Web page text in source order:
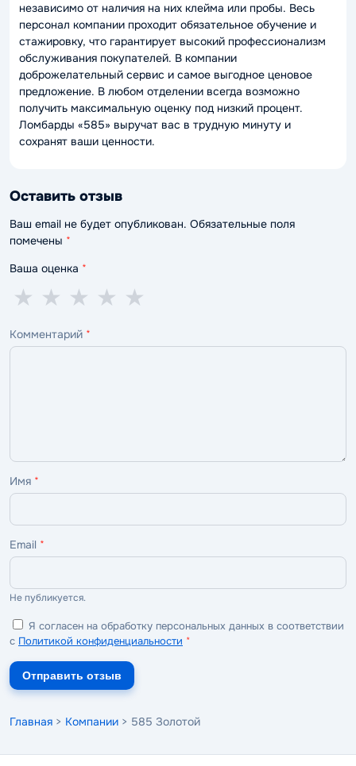
независимо от наличия на них клейма или пробы. Весь
персонал компании проходит обязательное обучение и
стажировку, что гарантирует высокий профессионализм
обслуживания покупателей. В компании
доброжелательный сервис и самое выгодное ценовое
предложение. В любом отделении всегда возможно
получить максимальную оценку под низкий процент.
Ломбарды «585» выручат вас в трудную минуту и
сохранят ваши ценности.
Оставить отзыв
Ваш email не будет опубликован. Обязательные поля
помечены *
Ваша оценка *
5
—
★
4
—
★
3
—
★
2
—
★
1
—
★
Комментарий *
Имя *
Email *
Не публикуется.
Я согласен на обработку персональных данных в соответствии
с Политикой конфиденциальности *
Отправить отзыв
Главная > Компании > 585 Золотой